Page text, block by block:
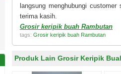
langsung menghubungi
terima kasih.
Grosir keripik buah Rambutan
tags: Grosir keripik buah Rambutan
Produk Lain Grosir Keripik